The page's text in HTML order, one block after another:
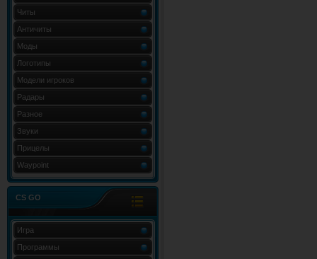
Читы
Античиты
Моды
Логотипы
Модели игроков
Радары
Разное
Звуки
Прицелы
Waypoint
CS GO
Игра
Программы